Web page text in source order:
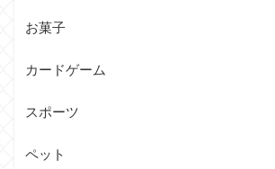
お菓子
カードゲーム
スポーツ
ペット